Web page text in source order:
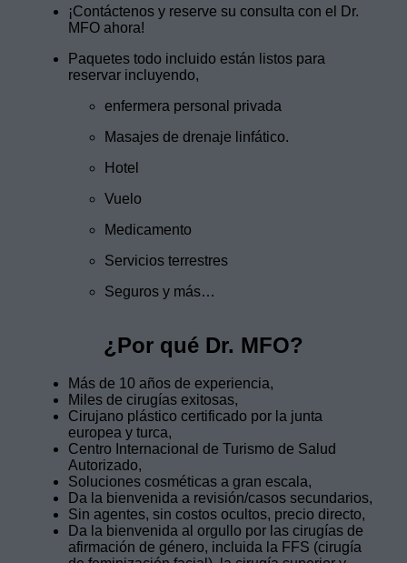
¡Contáctenos y reserve su consulta con el Dr.
MFO ahora!
Paquetes todo incluido están listos para
reservar incluyendo,
enfermera personal privada
Masajes de drenaje linfático.
Hotel
Vuelo
Medicamento
Servicios terrestres
Seguros y más…
¿Por qué Dr. MFO?
Más de 10 años de experiencia,
Miles de cirugías exitosas,
Cirujano plástico certificado por la junta
europea y turca,
Centro Internacional de Turismo de Salud
Autorizado,
Soluciones cosméticas a gran escala,
Da la bienvenida a revisión/casos secundarios,
Sin agentes, sin costos ocultos, precio directo,
Da la bienvenida al orgullo por las cirugías de
afirmación de género, incluida la FFS (cirugía